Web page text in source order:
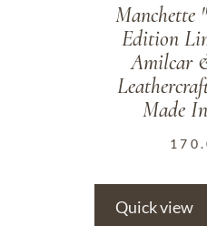
Manchette
Edition
Amilcar
Made
Quick view